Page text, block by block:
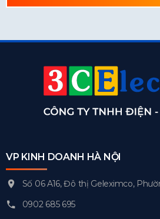
VP KINH DOANH HÀ NỘI
Số 06 A16, Đô thị Geleximco,
0902 685 695